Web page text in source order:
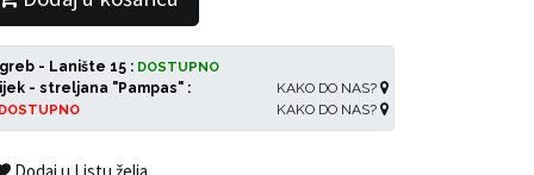
- Lanište 15 : DOSTUPNO
KAKO DO NAS?
- streljana "Pampas" :
KAKO DO NAS?
Dodaj u Listu želja